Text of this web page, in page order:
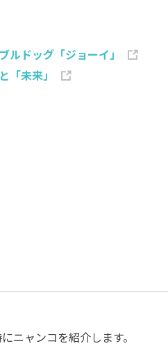
ドッグ「ジョーイ」
未来」
ニャンコを紹介します。